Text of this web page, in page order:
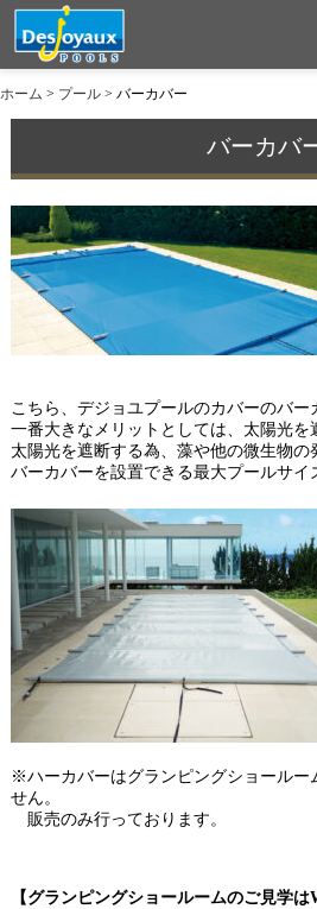
ホーム > プール > バーカバー
バーカバ
こちら、デジョユプールのカバーのバー
一番大きなメリットとしては、太陽光を
太陽光を遮断する為、藻や他の微生物の
バーカバーを設置できる最大プールサイ
※ハーカバーはグランピングショールー
せん。
販売のみ行っております。
【グランピングショールームのご見学